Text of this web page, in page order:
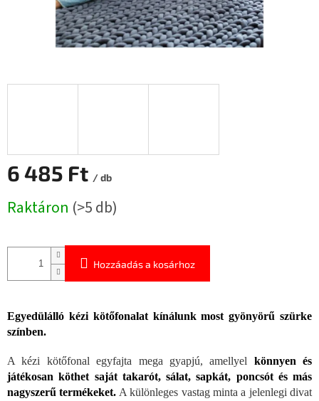
6 485 Ft / db
Raktáron (>5 db)
Hozzáadás a kosárhoz
Egyedülálló kézi kötőfonalat kínálunk most gyönyörű szürke
színben.
A kézi kötőfonal egyfajta mega gyapjú, amellyel könnyen és
játékosan köthet saját takarót, sálat, sapkát, poncsót és más
nagyszerű termékeket. A különleges vastag minta a jelenlegi divat